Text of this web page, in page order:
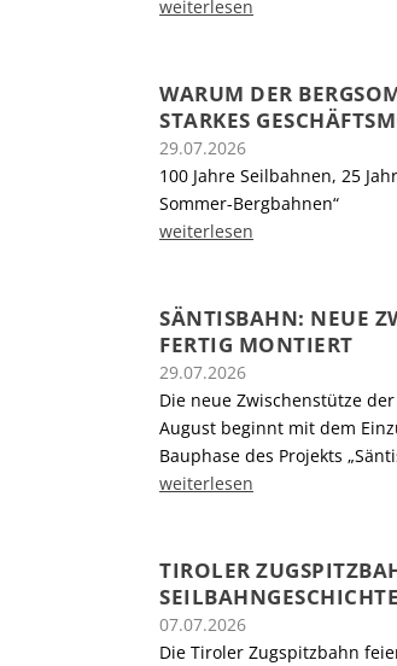
weiterlesen
WARUM DER
STARKES
29.07.2026
100 Jahre Seilbahnen, 25
Sommer-Bergbahnen“
weiterlesen
SÄNTISBAHN: NEUE
FERTIG MONTIERT
29.07.2026
Die neue Zwischenstütze
August beginnt mit dem
Bauphase des Projekts
weiterlesen
TIROLER
SEILBAHNGESCHICHTE
07.07.2026
Die Tiroler Zugspitzbahn